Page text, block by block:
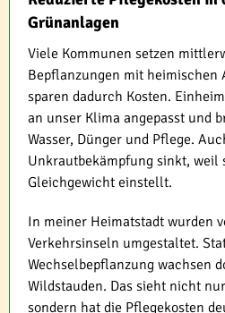
Grünanlagen
Viele Kommunen setzen
Bepflanzungen mit heimischen
sparen dadurch Kosten.
an unser Klima angepasst und
Wasser, Dünger und Pflege.
Unkrautbekämpfung sinkt,
Gleichgewicht einstellt.
In meiner Heimatstadt wurden
Verkehrsinseln umgestaltet.
Wechselbepflanzung wachsen
Wildstauden. Das sieht nicht
sondern hat die Pflegekosten